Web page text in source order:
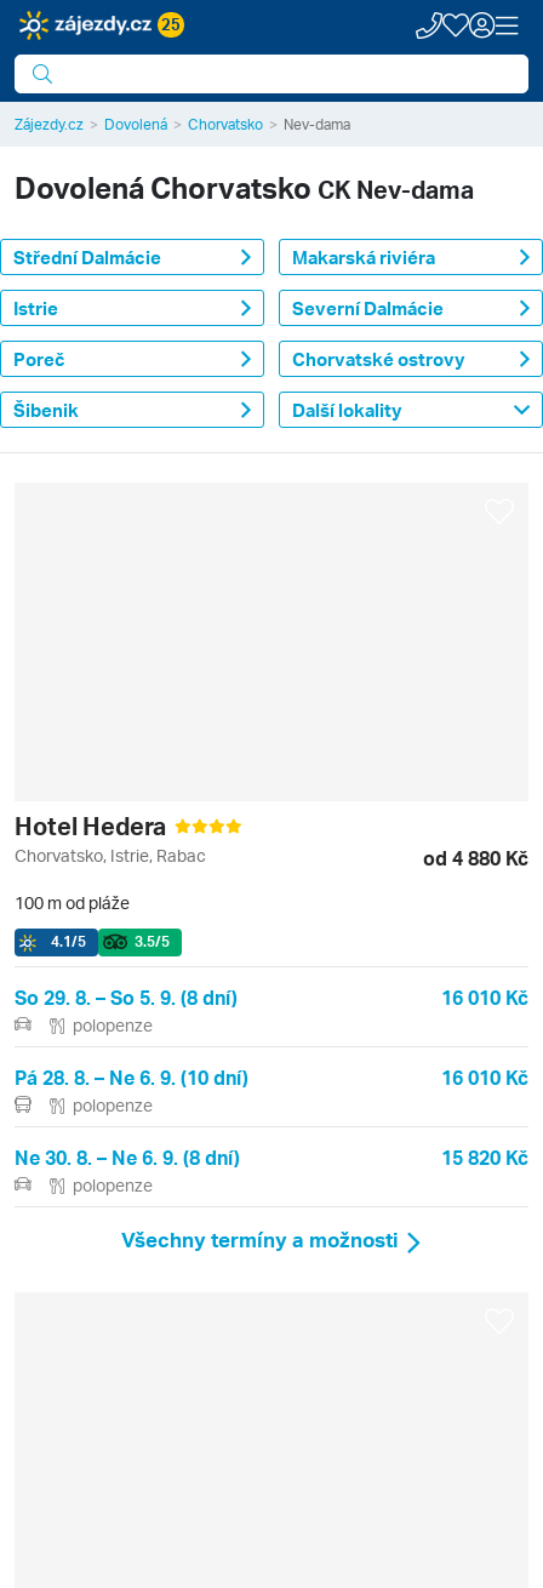
25
Zájezdy.cz Dovolená Chorvatsko Nev-dama
Dovolená Chorvatsko CK Nev-dama
Střední Dalmácie Makarská riviéra
Istrie Severní Dalmácie
Poreč Chorvatské ostrovy
Šibenik Další lokality
Hotel Hedera
Chorvatsko, Istrie, Rabac od 4 880 Kč
100 m od pláže
4.1/5 3.5/5
So 29. 8. – So 5. 9. (8 dní) 16 010 Kč
polopenze
Pá 28. 8. – Ne 6. 9. (10 dní) 16 010 Kč
polopenze
Ne 30. 8. – Ne 6. 9. (8 dní) 15 820 Kč
polopenze
Všechny termíny a možnosti